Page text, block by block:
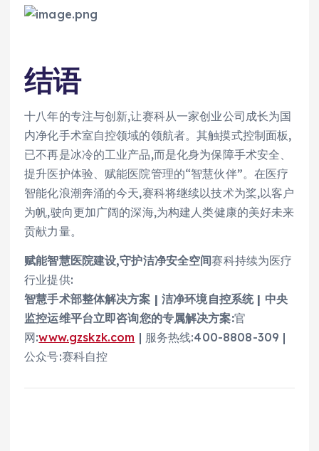
结语
十八年的专注与创新,让赛科从一家创业公司成长为国
内净化手术室自控领域的领航者。其触摸式控制面板,
已不再是冰冷的工业产品,而是化身为保障手术安全、
提升医护体验、赋能医院管理的“智慧伙伴”。在医疗
智能化浪潮奔涌的今天,赛科将继续以技术为桨,以客户
为帆,驶向更加广阔的深海,为构建人类健康的美好未来
贡献力量。
赋能智慧医院建设,守护洁净安全空间赛科持续为医疗
行业提供:
智慧手术部整体解决方案 | 洁净环境自控系统 | 中央
监控运维平台立即咨询您的专属解决方案:官
网:www.gzskzk.com | 服务热线:400-8808-309 |
公众号:赛科自控